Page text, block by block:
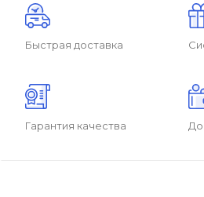
Быстрая доставка
Гарантия качества